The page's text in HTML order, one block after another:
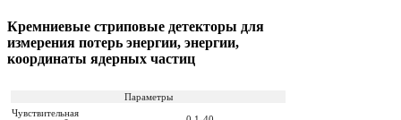
Кремниевые стриповые детекторы для
измерения потерь энергии, энергии,
координаты ядерных частиц
Параметры
Чувствительная